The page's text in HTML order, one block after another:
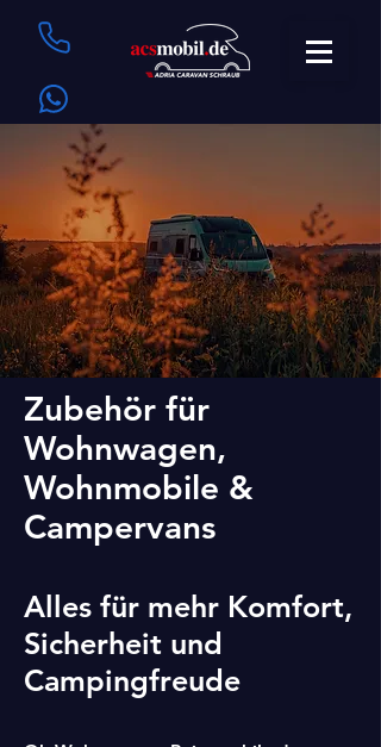
Zubehör für
Wohnwagen,
Wohnmobile &
Campervans
Alles für mehr Komfort,
Sicherheit und
Campingfreude